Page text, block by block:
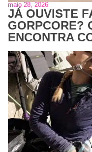
maio 28, 2026
JÁ OUVISTE
GORPCORE?
ENCONTRA